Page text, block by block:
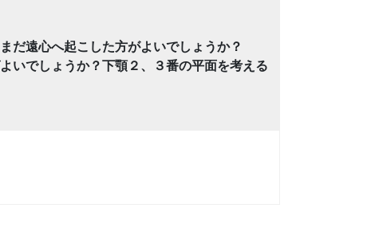
だ遠心へ起こした方がよいでしょうか？
いでしょうか？下顎２、３番の平面を考える